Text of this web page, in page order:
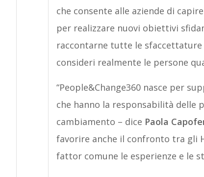
che consente alle aziende di
per realizzare nuovi obiettivi
raccontarne tutte le
consideri realmente le persone
“People&Change360 nasce per
che hanno la responsabilità delle
cambiamento – dice Paola
favorire anche il confronto tra gli
fattor comune le esperienze e le